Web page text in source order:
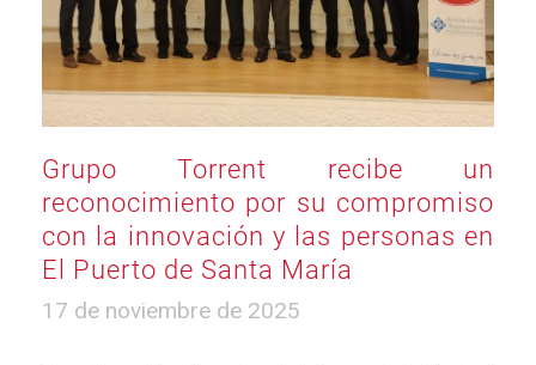
Grupo Torrent recibe un
reconocimiento por su compromiso
con la innovación y las personas en
El Puerto de Santa María
17 de noviembre de 2025